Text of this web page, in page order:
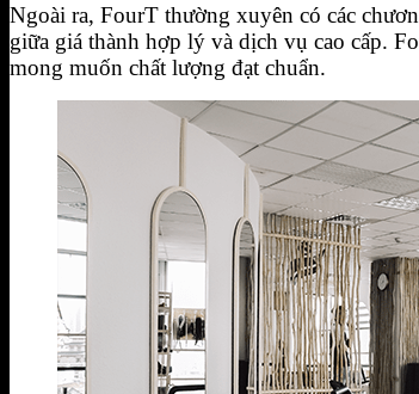
Ngoài ra, FourT thường xuyên có các
giữa giá thành hợp lý và dịch vụ cao cấp.
mong muốn chất lượng đạt chuẩn.